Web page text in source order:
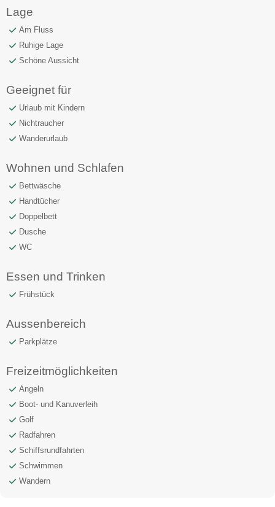
Lage
Am Fluss
Ruhige Lage
Schöne Aussicht
Geeignet für
Urlaub mit Kindern
Nichtraucher
Wanderurlaub
Wohnen und Schlafen
Bettwäsche
Handtücher
Doppelbett
Dusche
WC
Essen und Trinken
Frühstück
Aussenbereich
Parkplätze
Freizeitmöglichkeiten
Angeln
Boot- und Kanuverleih
Golf
Radfahren
Schiffsrundfahrten
Schwimmen
Wandern